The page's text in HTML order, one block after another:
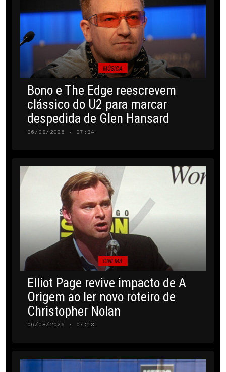
MÚSICA
Bono e The Edge reescrevem
clássico do U2 para marcar
despedida de Glen Hansard
06/08/2026 · 07:34
CINEMA
Elliot Page revive impacto de A
Origem ao ler novo roteiro de
Christopher Nolan
06/08/2026 · 07:13